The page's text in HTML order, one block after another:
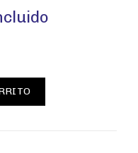
3.000K cantidad